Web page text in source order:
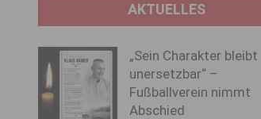
AKTUELLES
„Sein Charakter bleibt
unersetzbar“ –
Fußballverein nimmt
Abschied